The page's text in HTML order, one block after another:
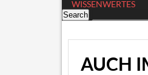
WISSENWERTES
AUCH